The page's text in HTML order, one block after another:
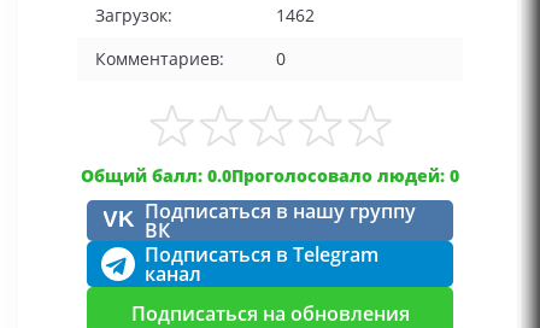
Загрузок:
1462
Комментариев:
0
Общий балл: 0.0Проголосовало людей: 0
VK Подписаться в нашу группу
ВК
Подписаться в Telegram
канал
Подписаться на обновления